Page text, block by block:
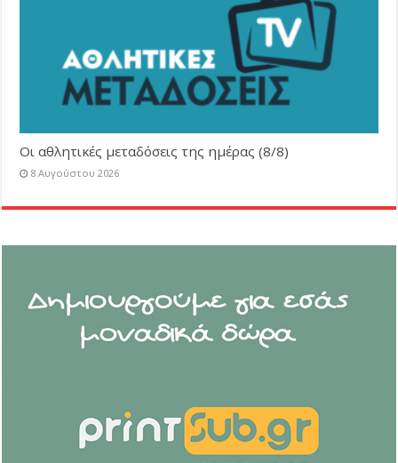
Οι αθλητικές μεταδόσεις της ημέρας (8/8)
8 Αυγούστου 2026